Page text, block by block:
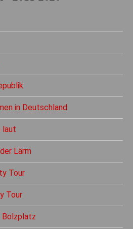
in Deutschland
laut
Lärm
Tour
Tour
Bolzplatz